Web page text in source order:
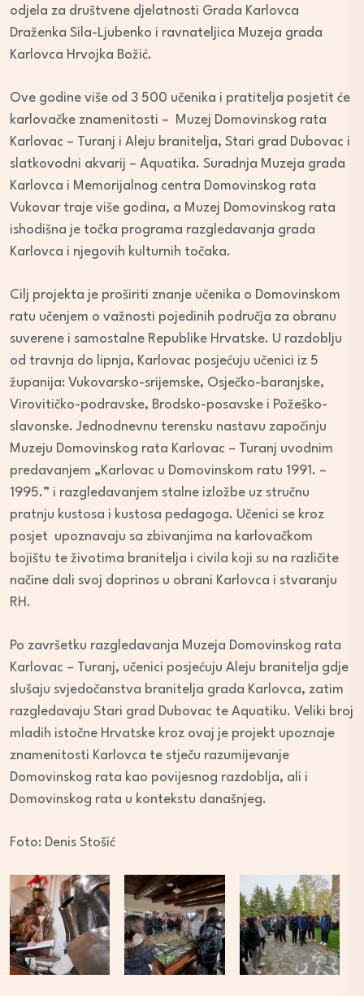
odjela za društvene djelatnosti Grada Karlovca
Draženka Sila-Ljubenko i ravnateljica Muzeja grada
Karlovca Hrvojka Božić.
Ove godine više od 3 500 učenika i pratitelja posjetit će
karlovačke znamenitosti – Muzej Domovinskog rata
Karlovac – Turanj i Aleju branitelja, Stari grad Dubovac i
slatkovodni akvarij – Aquatika. Suradnja Muzeja grada
Karlovca i Memorijalnog centra Domovinskog rata
Vukovar traje više godina, a Muzej Domovinskog rata
ishodišna je točka programa razgledavanja grada
Karlovca i njegovih kulturnih točaka.
Cilj projekta je proširiti znanje učenika o Domovinskom
ratu učenjem o važnosti pojedinih područja za obranu
suverene i samostalne Republike Hrvatske. U razdoblju
od travnja do lipnja, Karlovac posjećuju učenici iz 5
županija: Vukovarsko-srijemske, Osječko-baranjske,
Virovitičko-podravske, Brodsko-posavske i Požeško-
slavonske. Jednodnevnu terensku nastavu započinju
Muzeju Domovinskog rata Karlovac – Turanj uvodnim
predavanjem „Karlovac u Domovinskom ratu 1991. –
1995.” i razgledavanjem stalne izložbe uz stručnu
pratnju kustosa i kustosa pedagoga. Učenici se kroz
posjet upoznavaju sa zbivanjima na karlovačkom
bojištu te životima branitelja i civila koji su na različite
načine dali svoj doprinos u obrani Karlovca i stvaranju
RH.
Po završetku razgledavanja Muzeja Domovinskog rata
Karlovac – Turanj, učenici posjećuju Aleju branitelja gdje
slušaju svjedočanstva branitelja grada Karlovca, zatim
razgledavaju Stari grad Dubovac te Aquatiku. Veliki broj
mladih istočne Hrvatske kroz ovaj je projekt upoznaje
znamenitosti Karlovca te stječu razumijevanje
Domovinskog rata kao povijesnog razdoblja, ali i
Domovinskog rata u kontekstu današnjeg.
Foto: Denis Stošić